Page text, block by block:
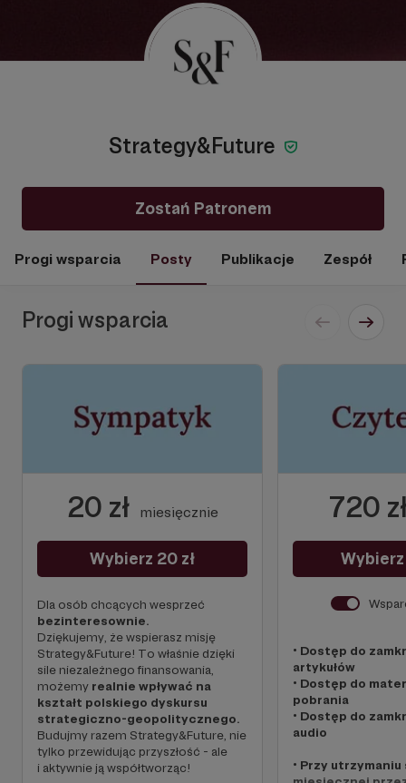
Strategy&Future
Zostań Patronem
Progi wsparcia Posty Publikacje Zespół
Progi wsparcia
20 zł miesięcznie
Wybierz 20 zł
Dla osób chcących wesprzeć
bezinteresownie.
Dziękujemy, że wspierasz misję
Strategy&Future! To właśnie dzięki
sile niezależnego finansowania,
możemy realnie wpływać na
kształt polskiego dyskursu
strategiczno-geopolitycznego.
Budujmy razem Strategy&Future, nie
tylko przewidując przyszłość - ale
i aktywnie ją współtworząc!
720
Wybierz
• Dostęp do
artykułów
• Dostęp do
pobrania
• Dostęp do
audio
• Przy